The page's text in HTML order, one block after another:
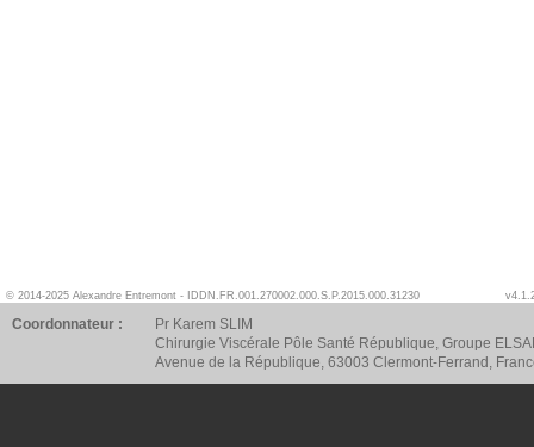
© 2014-2025 Alexandre Entremont - IDDN.FR.001.270002.000.S.P.2015.000.31230
Coordonnateur :
Pr Karem SLIM
Chirurgie Viscérale Pôle Santé République, Groupe
Avenue de la République, 63003 Clermont-Ferrand,